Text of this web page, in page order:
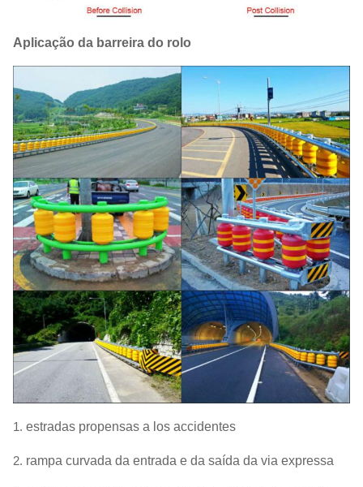
Aplicação da barreira do rolo
1. estradas propensas a los accidentes
2. rampa curvada da entrada e da saída da via expressa